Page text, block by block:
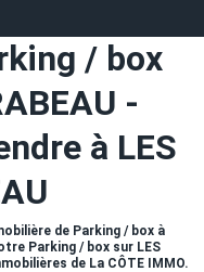
/ box
-
à LES
de Parking / box à
Parking / box sur LES
de La CÔTE IMMO.